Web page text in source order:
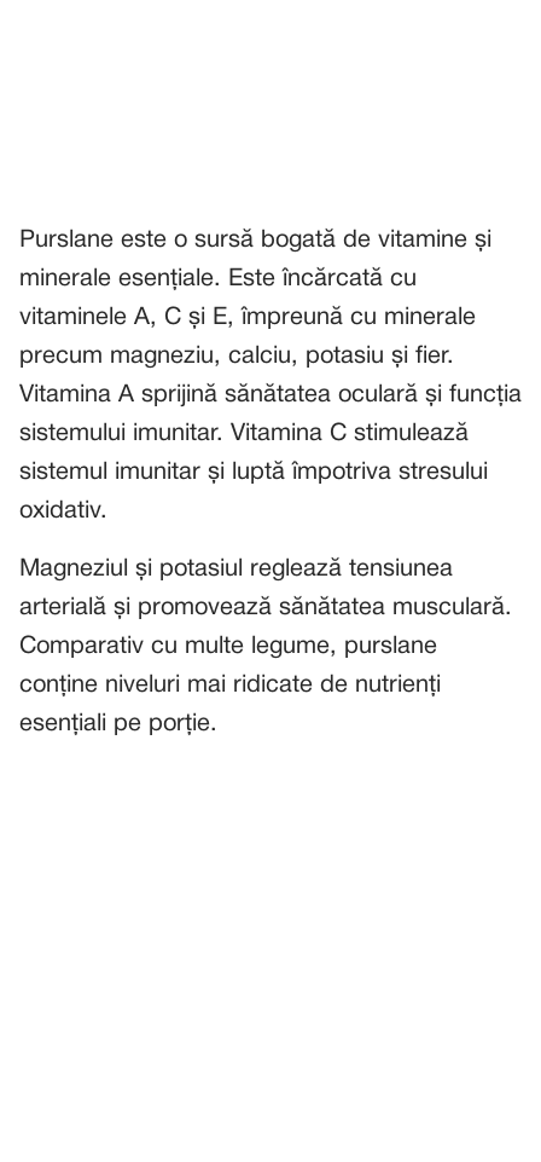
Purslane este o sursă bogată de vitamine și
minerale esențiale. Este încărcată cu
vitaminele A, C și E, împreună cu minerale
precum magneziu, calciu, potasiu și fier.
Vitamina A sprijină sănătatea oculară și funcția
sistemului imunitar. Vitamina C stimulează
sistemul imunitar și luptă împotriva stresului
oxidativ.
Magneziul și potasiul reglează tensiunea
arterială și promovează sănătatea musculară.
Comparativ cu multe legume, purslane
conține niveluri mai ridicate de nutrienți
esențiali pe porție.